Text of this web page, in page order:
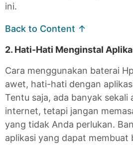
ini.
Back to Content ↑
2. Hati-Hati Menginstal
Cara menggunakan baterai
awet, hati-hati dengan
Tentu saja, ada banyak sekali
internet, tetapi jangan
yang tidak Anda perlukan.
aplikasi yang dapat